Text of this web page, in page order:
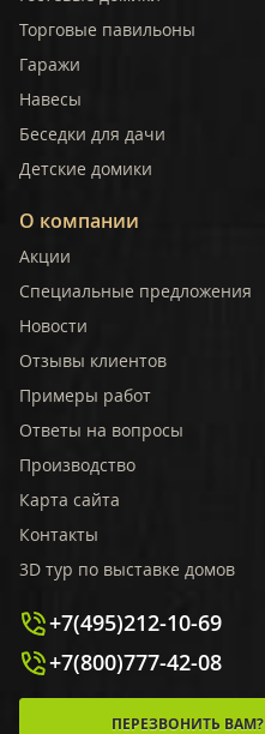
Торговые павильоны
Гаражи
Навесы
Беседки для дачи
Детские домики
О компании
Акции
Специальные предложения
Новости
Отзывы клиентов
Примеры работ
Ответы на вопросы
Производство
Карта сайта
Контакты
3D тур по выставке домов
+7(495)212-10-69
+7(800)777-42-08
ПЕРЕЗВОНИТЬ ВАМ?